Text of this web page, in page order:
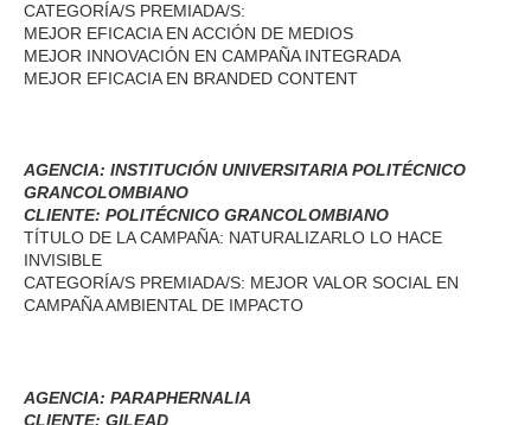
CATEGORÍA/S PREMIADA/S:
MEJOR EFICACIA EN ACCIÓN DE MEDIOS
MEJOR INNOVACIÓN EN CAMPAÑA INTEGRADA
MEJOR EFICACIA EN BRANDED CONTENT
AGENCIA: INSTITUCIÓN UNIVERSITARIA POLITÉCNICO
GRANCOLOMBIANO
CLIENTE: POLITÉCNICO GRANCOLOMBIANO
TÍTULO DE LA CAMPAÑA: NATURALIZARLO LO HACE
INVISIBLE
CATEGORÍA/S PREMIADA/S: MEJOR VALOR SOCIAL EN
CAMPAÑA AMBIENTAL DE IMPACTO
AGENCIA: PARAPHERNALIA
CLIENTE: GILEAD